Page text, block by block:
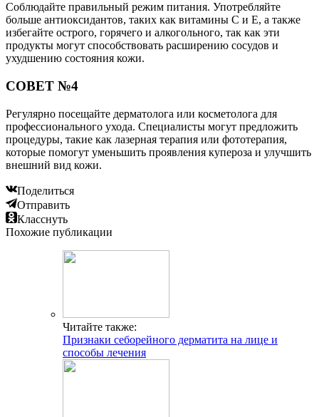
Соблюдайте правильный режим питания. Употребляйте
больше антиоксидантов, таких как витамины C и E, а также
избегайте острого, горячего и алкогольного, так как эти
продукты могут способствовать расширению сосудов и
ухудшению состояния кожи.
СОВЕТ №4
Регулярно посещайте дерматолога или косметолога для
профессионального ухода. Специалисты могут предложить
процедуры, такие как лазерная терапия или фототерапия,
которые помогут уменьшить проявления купероза и улучшить
внешний вид кожи.
Поделиться
Отправить
Класснуть
Похожие публикации
Читайте также:
Признаки себорейного дерматита на лице и
способы лечения